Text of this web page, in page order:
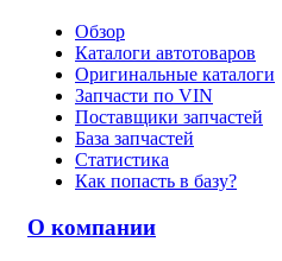
Обзор
Каталоги автотоваров
Оригинальные каталоги
Запчасти по VIN
Поставщики запчастей
База запчастей
Статистика
Как попасть в базу?
О компании